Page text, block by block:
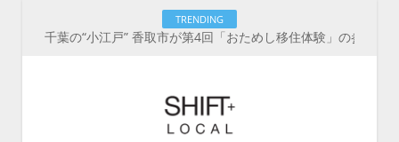
TRENDING